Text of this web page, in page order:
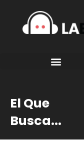
El Que
Busca...